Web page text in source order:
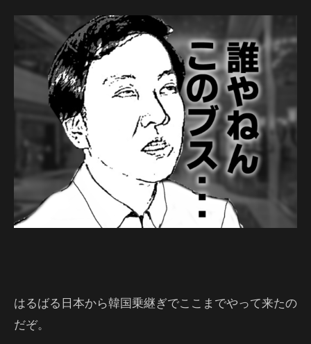
はるばる日本から韓国乗継ぎでここまでやって来たの
だぞ。